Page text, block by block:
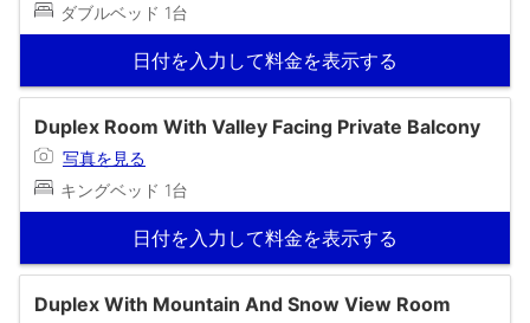
ダブルベッド 1台
日付を入力して料金を表示する
Duplex Room With Valley Facing Private Balcony
写真を見る
キングベッド 1台
日付を入力して料金を表示する
Duplex With Mountain And Snow View Room